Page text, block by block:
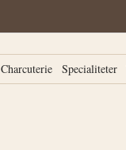
Charcuterie Specialiteter